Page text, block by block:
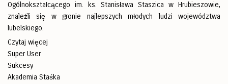
Ogólnokształcącego im. ks. Stanisława Staszica w Hrubieszowie,
znaleźli się w gronie najlepszych młodych ludzi województwa
lubelskiego.
Czytaj więcej
Super User
Sukcesy
Akademia Staśka